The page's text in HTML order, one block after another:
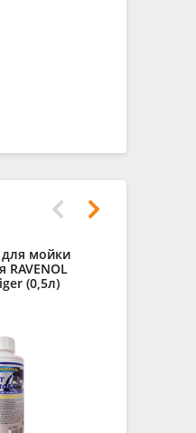
для мойки
RAVENOL
(0,5л)